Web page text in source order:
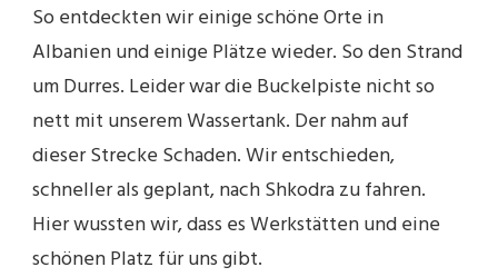
So entdeckten wir einige schöne Orte in
Albanien und einige Plätze wieder. So den Strand
um Durres. Leider war die Buckelpiste nicht so
nett mit unserem Wassertank. Der nahm auf
dieser Strecke Schaden. Wir entschieden,
schneller als geplant, nach Shkodra zu fahren.
Hier wussten wir, dass es Werkstätten und eine
schönen Platz für uns gibt.